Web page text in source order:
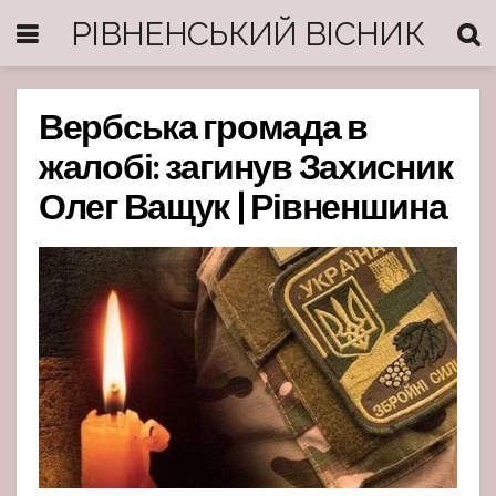
РІВНЕНСЬКИЙ ВІСНИК
Вербська громада в
жалобі: загинув Захисник
Олег Ващук | Рівненшина